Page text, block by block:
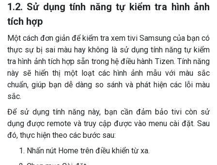
1.2. Sử dụng tính năng tự kiểm tra hình ảnh
tích hợp
Một cách đơn giản để kiểm tra xem tivi Samsung của bạn có
thực sự bị sai màu hay không là sử dụng tính năng tự kiểm
tra hình ảnh tích hợp sẵn trong hệ điều hành Tizen. Tính năng
này sẽ hiển thị một loạt các hình ảnh mẫu với màu sắc
chuẩn, giúp bạn dễ dàng so sánh và phát hiện các lỗi màu
sắc.
Để sử dụng tính năng này, bạn cần đảm bảo tivi còn sử
dụng được remote và truy cập được vào menu cài đặt. Sau
đó, thực hiện theo các bước sau:
Nhấn nút Home trên điều khiển từ xa.